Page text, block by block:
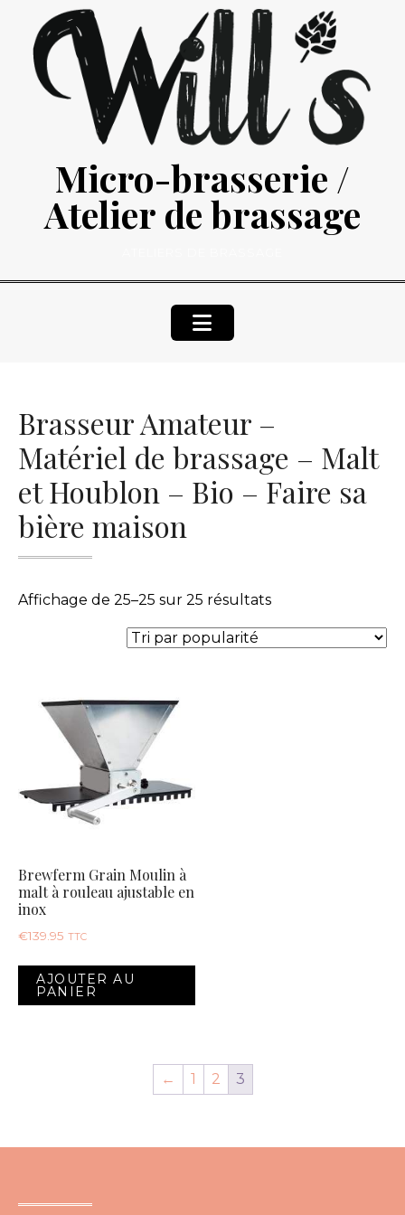
content
Micro-brasserie /
Atelier de brassage
Brasseur Amateur –
Matériel de brassage – Malt
et Houblon – Bio – Faire sa
bière maison
Affichage de 25–25 sur 25 résultatsTrié
par
popularité
Brewferm Grain Moulin à
malt à rouleau ajustable en
inox
€139.95 TTC
AJOUTER AU
PANIER
← 1 2 3